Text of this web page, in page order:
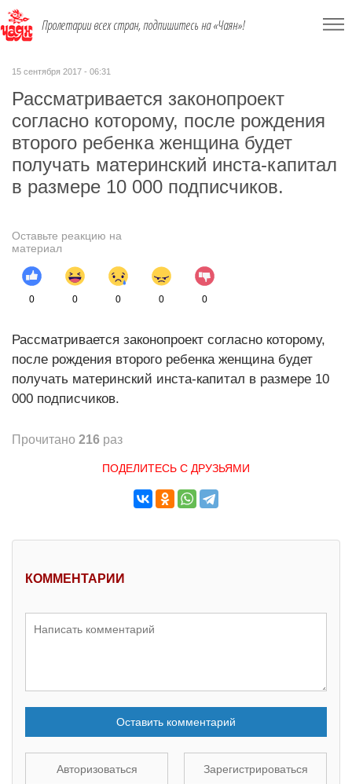
Пролетарии всех стран, подпишитесь на «Чаян»!
15 сентября 2017 - 06:31
Рассматривается законопроект
согласно которому, после рождения
второго ребенка женщина будет
получать материнский инста-капитал
в размере 10 000 подписчиков.
Оставьте реакцию на
материал
0 0 0 0 0
Рассматривается законопроект согласно которому,
после рождения второго ребенка женщина будет
получать материнский инста-капитал в размере 10
000 подписчиков.
Прочитано 216 раз
ПОДЕЛИТЕСЬ С ДРУЗЬЯМИ
КОММЕНТАРИИ
Оставить комментарий
Авторизоваться Зарегистрироваться